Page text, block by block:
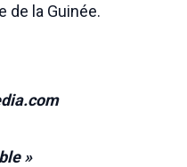
de la Guinée.
»